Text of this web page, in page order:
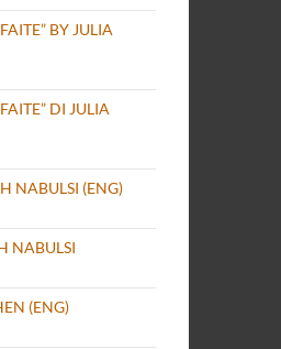
BY JULIA
DI JULIA
NABULSI (ENG)
NABULSI
(ENG)